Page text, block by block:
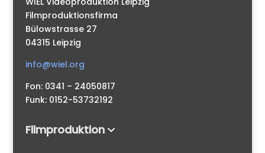
Filmproduktionsfirma
Bülowstrasse 27
04315 Leipzig
info@wiel.org
Fon: 0341 – 24050817
Funk: 0152-53732192
Filmproduktion